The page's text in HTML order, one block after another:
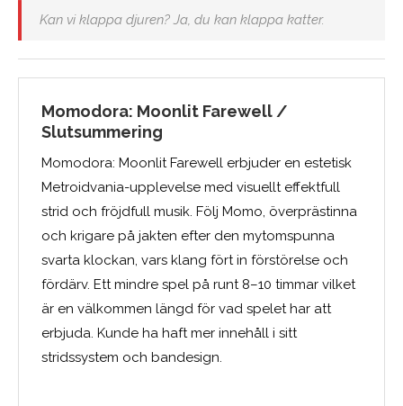
Kan vi klappa djuren? Ja, du kan klappa katter.
Momodora: Moonlit Farewell /
Slutsummering
Momodora: Moonlit Farewell erbjuder en estetisk
Metroidvania-upplevelse med visuellt effektfull
strid och fröjdfull musik. Följ Momo, överprästinna
och krigare på jakten efter den mytomspunna
svarta klockan, vars klang fört in förstörelse och
fördärv. Ett mindre spel på runt 8–10 timmar vilket
är en välkommen längd för vad spelet har att
erbjuda. Kunde ha haft mer innehåll i sitt
stridssystem och bandesign.